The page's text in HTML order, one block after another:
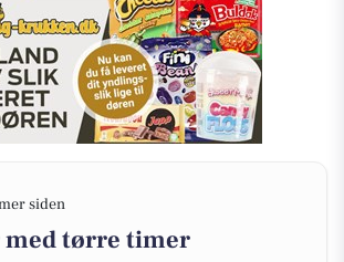
siden
med tørre timer